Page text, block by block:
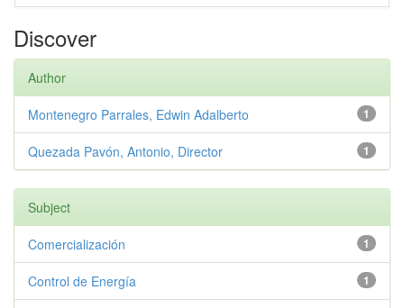
Discover
Author
1
Montenegro Parrales, Edwin Adalberto
1
Quezada Pavón, Antonio, Director
Subject
1
Comercialización
1
Control de Energía